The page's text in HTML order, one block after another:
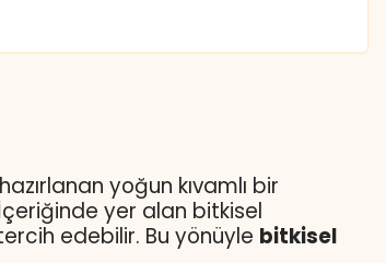
yoğun kıvamlı bir
yer alan bitkisel
edebilir. Bu yönüyle bitkisel